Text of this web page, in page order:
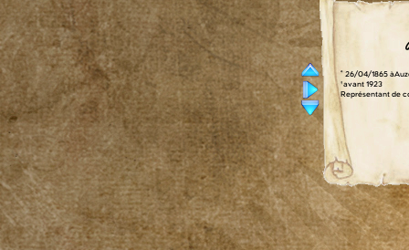
° 26/04/1865 à
† avant 1923
Représentant de